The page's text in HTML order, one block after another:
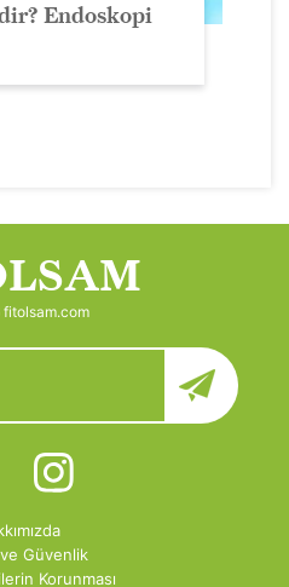
Endoskopi
Güvenlik
Korunması